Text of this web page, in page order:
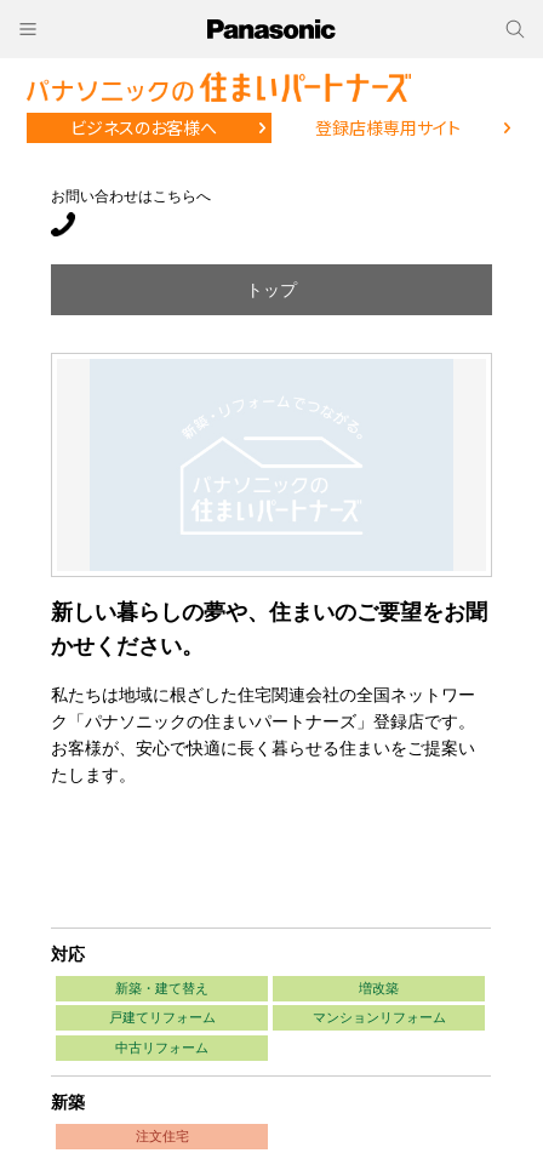
ビジネスのお客様へ 登録店様専用サイト
お問い合わせはこちらへ
トップ
新しい暮らしの夢や、住まいのご要望をお聞
かせください。
私たちは地域に根ざした住宅関連会社の全国ネットワー
ク「パナソニックの住まいパートナーズ」登録店です。
お客様が、安心で快適に長く暮らせる住まいをご提案い
たします。
対応
新築・建て替え 増改築
戸建てリフォーム マンションリフォーム
中古リフォーム
新築
注文住宅